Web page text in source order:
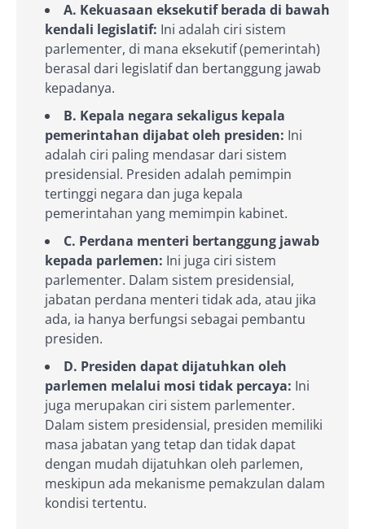
A. Kekuasaan eksekutif berada di bawah
kendali legislatif: Ini adalah ciri sistem
parlementer, di mana eksekutif (pemerintah)
berasal dari legislatif dan bertanggung jawab
kepadanya.
B. Kepala negara sekaligus kepala
pemerintahan dijabat oleh presiden: Ini
adalah ciri paling mendasar dari sistem
presidensial. Presiden adalah pemimpin
tertinggi negara dan juga kepala
pemerintahan yang memimpin kabinet.
C. Perdana menteri bertanggung jawab
kepada parlemen: Ini juga ciri sistem
parlementer. Dalam sistem presidensial,
jabatan perdana menteri tidak ada, atau jika
ada, ia hanya berfungsi sebagai pembantu
presiden.
D. Presiden dapat dijatuhkan oleh
parlemen melalui mosi tidak percaya: Ini
juga merupakan ciri sistem parlementer.
Dalam sistem presidensial, presiden memiliki
masa jabatan yang tetap dan tidak dapat
dengan mudah dijatuhkan oleh parlemen,
meskipun ada mekanisme pemakzulan dalam
kondisi tertentu.